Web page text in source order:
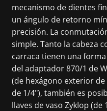
mecanismo de dientes
un ángulo de retorno
precisión. La
simple. Tanto la cabeza
carraca tienen una
del adaptador 870/1 de
(de hexágono exterior
de 1/4"), también es
llaves de vaso Zyklop